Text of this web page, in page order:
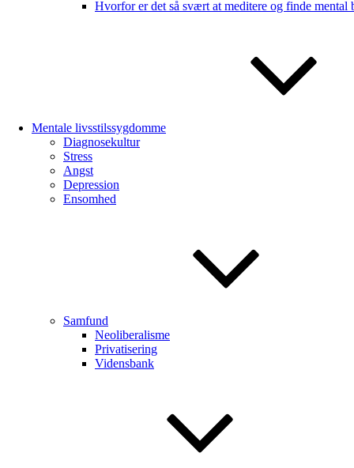
Hvorfor er det så svært at meditere og finde mental
Mentale livsstilssygdomme
Diagnosekultur
Stress
Angst
Depression
Ensomhed
Samfund
Neoliberalisme
Privatisering
Vidensbank